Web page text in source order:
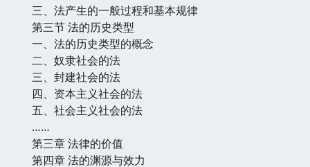
三、法产生的一般过程和基本规律
第三节 法的历史类型
一、法的历史类型的概念
二、奴隶社会的法
三、封建社会的法
四、资本主义社会的法
五、社会主义社会的法
……
第三章 法律的价值
第四章 法的渊源与效力